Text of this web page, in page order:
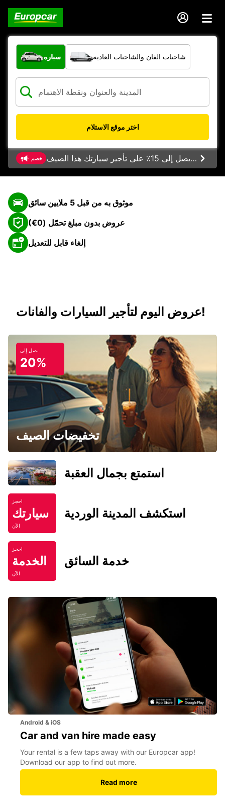
ما نوع المركبة؟
سيارة شاحنات الفان والشاحنات العادية
اختر موقع الاستلام
خصم خصم يصل إلى 15٪ على تأجير سيارتك هذا الصيف
موثوق به من قبل 5 ملايين سائق
عروض بدون مبلغ تحمّل (0€)
إلغاء قابل للتعديل
عروض اليوم لتأجير السيارات والفانات!
تصل إلى
20%
تخفيضات الصيف
استمتع بجمال العقبة
احجز
سيارتك
الآن
استكشف المدينة الوردية
احجز
الخدمة
الآن
خدمة السائق
Android & iOS
Car and van hire made easy
Your rental is a few taps away with our Europcar app!
Download our app to find out more.
Read more